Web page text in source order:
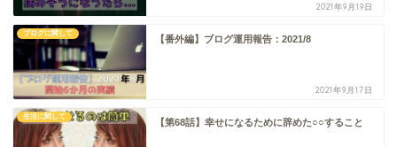
2021年9月19日
ブログに関して
【番外編】ブログ運用報告：2021/8
2021年9月17日
生活に関して
【第68話】幸せになるために辞めた○○すること